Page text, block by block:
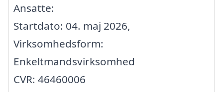
Ansatte:
Startdato: 04. maj 2026,
Virksomhedsform:
Enkeltmandsvirksomhed
CVR: 46460006